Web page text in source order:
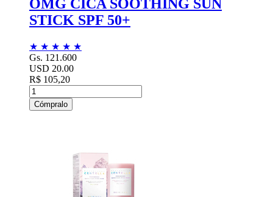
OMG CICA SOOTHING SUN
STICK SPF 50+
★ ★ ★ ★ ★
Gs. 121.600
USD 20.00
R$ 105,20
Cómpralo